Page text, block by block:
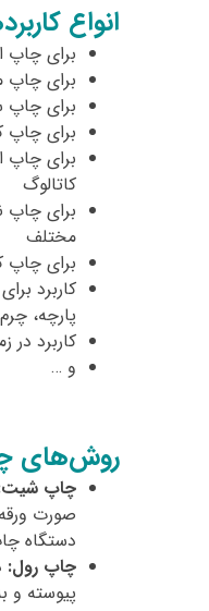
انواع
برای چاپ
برای چاپ
برای
برای چاپ
برای چاپ
کاتالوگ
برای چاپ
مختلف
برای چاپ
کاربرد
پارچه،
کاربرد در
و …
روش‌های
چاپ
صورت
دستگاه
چاپ رول:
پیوسته و